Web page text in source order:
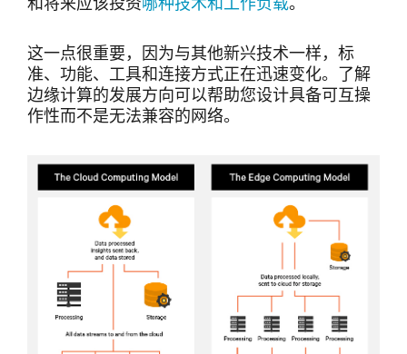
这一点很重要，因为与其他新兴技术一样，标
准、功能、工具和连接方式正在迅速变化。了解
边缘计算的发展方向可以帮助您设计具备可互操
作性而不是无法兼容的网络。